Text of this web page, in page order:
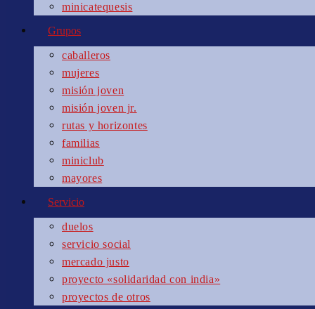
minicatequesis
Grupos
caballeros
mujeres
misión joven
misión joven jr.
rutas y horizontes
familias
miniclub
mayores
Servicio
duelos
servicio social
mercado justo
proyecto «solidaridad con india»
proyectos de otros